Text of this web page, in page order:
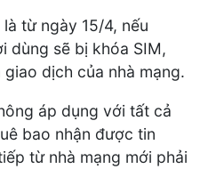
từ ngày 15/4, nếu
dùng sẽ bị khóa SIM,
dịch của nhà mạng.
áp dụng với tất cả
bao nhận được tin
từ nhà mạng mới phải